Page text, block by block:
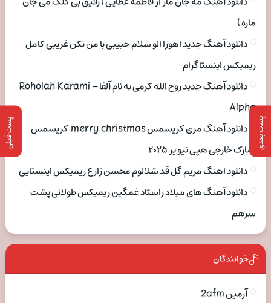
پست بعدی پست قبلی
ماره )
دانلود آهنگ جدید اهورا الو سلام حبیبی با من نکن غریبی کامل
ریمیکس اینستاگرام
دانلود آهنگ جدید روح الله کرمی به نام آلفا Roholah Karami –
Alpha
دانلود آهنگ مری کریسمس merry christmas کریسمس
مبارک خارجی هپی نیو یر ۲۰۲۵
دانلود اهنگ مریم گل قد شلالوم محسن زارع ریمیکس اینستایی
دانلود آهنگ های میلاد راستاد غمگین ریمیکس طولانی پشت
سرهم
خوانندگان
آرمین 2afm